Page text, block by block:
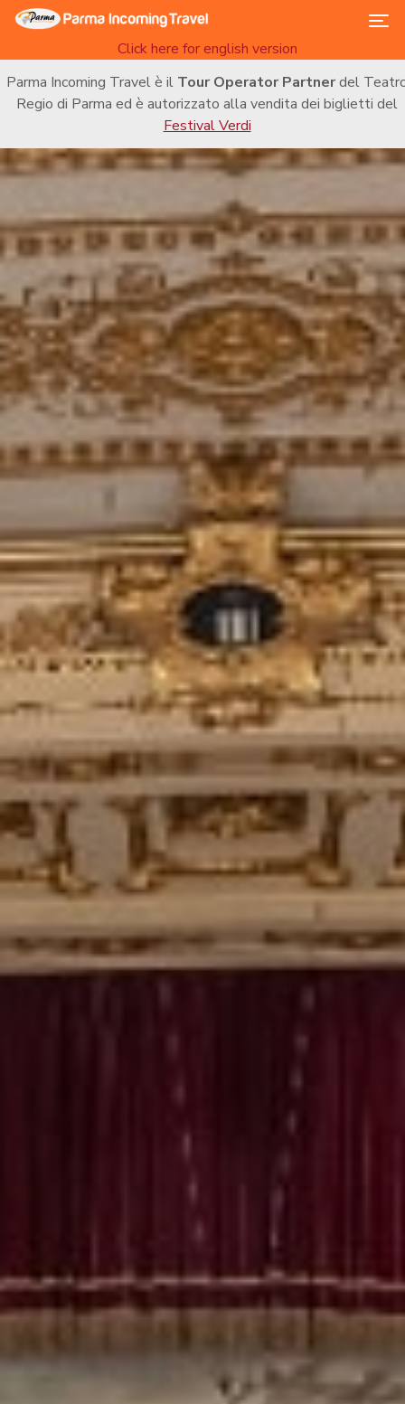
Click here for english version
Parma Incoming Travel è il Tour Operator Partnerdel
Regio di Parma ed è autorizzato alla vendita dei biglietti del
Festival Verdi